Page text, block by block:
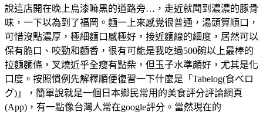
說這店開在晚上烏漆嘛黑的道路旁…，走近就聞到濃濃的豚骨
味，一下以為到了福岡。麵一上來感覺很普通，湯頭算順口，
可惜沒點濃厚，極細麵口感極好，接近麵線的細度，居然可以
保有脆口、咬勁和麵香，很有可能是我吃過500碗以上最棒的
拉麵麵條，叉燒近乎全瘦有點柴，但玉子水準頗好，尤其是化
口度。按照慣例先解釋順便復習一下什麼是「Tabelog(食べロ
グ)」，簡單說就是一個日本鄉民常用的美食評分評論網頁
(App)，有一點像台灣人常在google評分。當然現在的